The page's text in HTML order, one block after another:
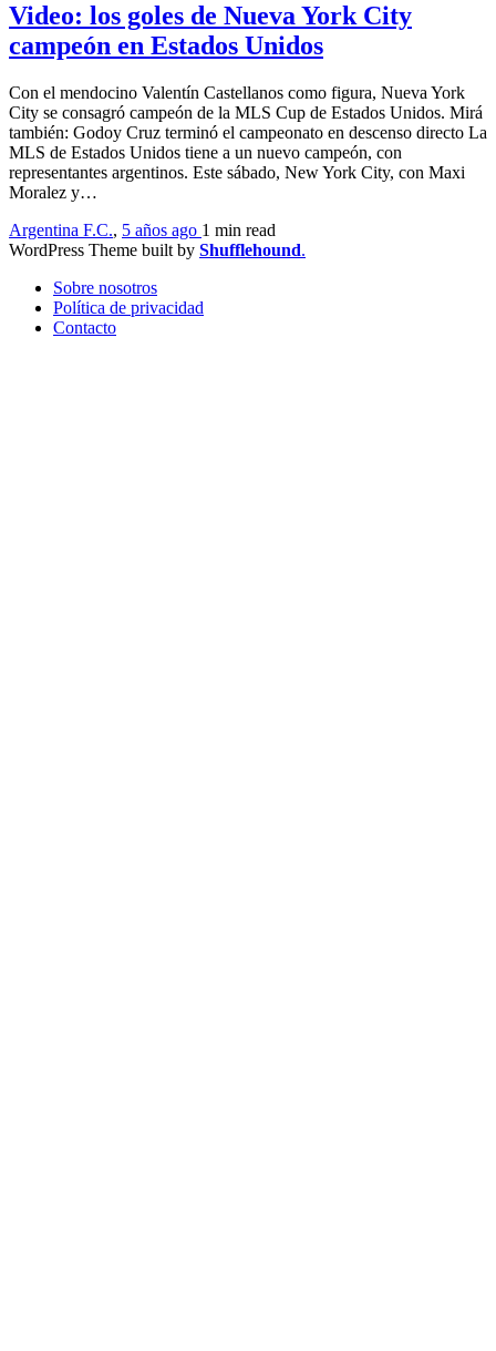
Video: los goles de Nueva York City
campeón en Estados Unidos
Con el mendocino Valentín Castellanos como figura, Nueva York
City se consagró campeón de la MLS Cup de Estados Unidos. Mirá
también: Godoy Cruz terminó el campeonato en descenso directo La
MLS de Estados Unidos tiene a un nuevo campeón, con
representantes argentinos. Este sábado, New York City, con Maxi
Moralez y…
Argentina F.C., 5 años ago 1 min read
WordPress Theme built by Shufflehound.
Sobre nosotros
Política de privacidad
Contacto